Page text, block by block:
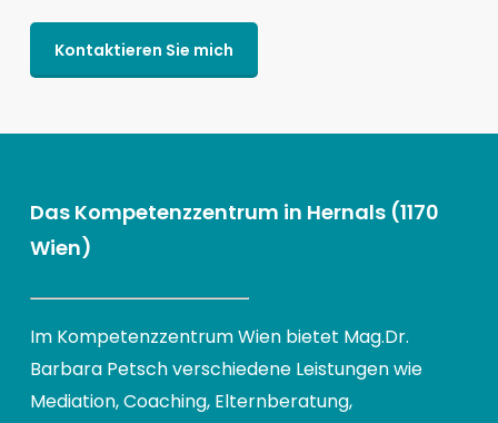
Kontaktieren Sie mich
Das Kompetenzzentrum in Hernals (1170
Wien)
Im Kompetenzzentrum Wien bietet Mag.Dr.
Barbara Petsch verschiedene Leistungen wie
Mediation, Coaching, Elternberatung,